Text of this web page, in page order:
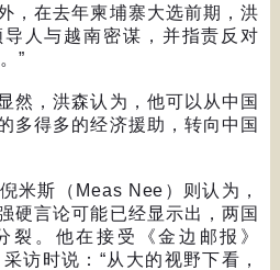
，在去年柬埔寨大选前期，洪
人与越南密谋，并指责反对
”
然，洪森认为，他可以从中国
多得多的经济援助，转向中国
米斯（ Meas Nee ）则认为，
硬言论可能已经显示出，两国
裂。他在接受《金边邮报》
访时说： “从大的视野下看，